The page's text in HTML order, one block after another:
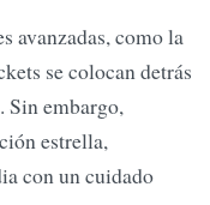
avanzadas, como la
se colocan detrás
Sin embargo,
estrella,
con un cuidado